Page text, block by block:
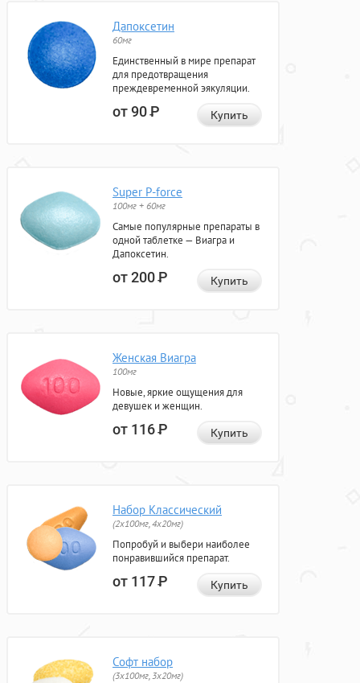
Дапоксетин
60мг
Единственный в мире препарат
для предотвращения
преждевременной эякуляции.
от 90Р Купить
Super P-force
100мг + 60мг
Самые популярные препараты в
одной таблетке — Виагра и
Дапоксетин.
от 200Р Купить
Женская Виагра
100мг
Новые, яркие ощущения для
девушек и женщин.
от 116Р Купить
Набор Классический
(2x100мг, 4x20мг)
Попробуй и выбери наиболее
понравившийся препарат.
от 117Р Купить
Софт набор
(3x100мг, 3x20мг)